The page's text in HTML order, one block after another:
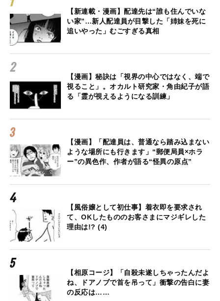
【新連載・漫画】配達先は“誰も住んでいな
い家”…新人配達員が目撃した「姉妹を死に
追いやった」むごすぎる真相
【漫画】秘訣は「視界の中心ではなく、端で
視ること」。オカルト研究家・角由紀子が語
る「霊が視えるようになる訓練」
【漫画】「配達員は、普通なら踏み込まない
ような場所にも行きます」“郵便局員×ホラ
ー”の異色作、作者が語る“怪異の原点”
【風俗嬢として初仕事】着衣即を要求され
て、OKしたもののお客さまにマジギレした
理由は!? (4)
【相原コージ】「自殺未遂しちゃったんだよ
ね、ドアノブで首を吊って」衝撃の告白に妻
の反応は……